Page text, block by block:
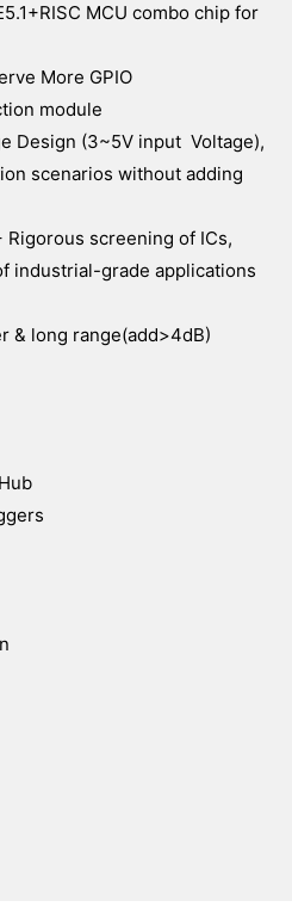
MCU combo chip for
More GPIO
module
Design (3~5V input Voltage),
scenarios without adding
Rigorous screening of ICs,
industrial-grade applications
& long range(add>4dB)